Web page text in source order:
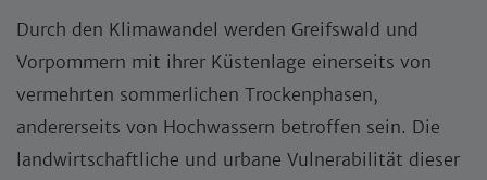
Durch den Klimawandel werden Greifswald und
Vorpommern mit ihrer Küstenlage einerseits von
vermehrten sommerlichen Trockenphasen,
andererseits von Hochwassern betroffen sein. Die
landwirtschaftliche und urbane Vulnerabilität dieser